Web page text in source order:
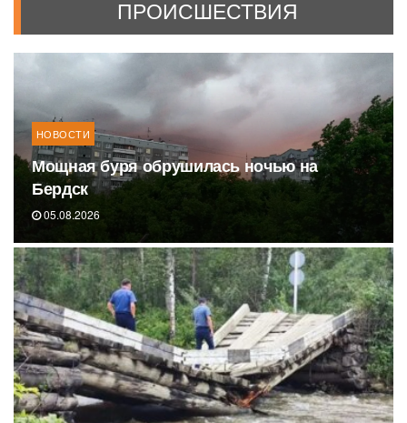
ПРОИСШЕСТВИЯ
НОВОСТИ
Мощная буря обрушилась ночью на
Бердск
05.08.2026